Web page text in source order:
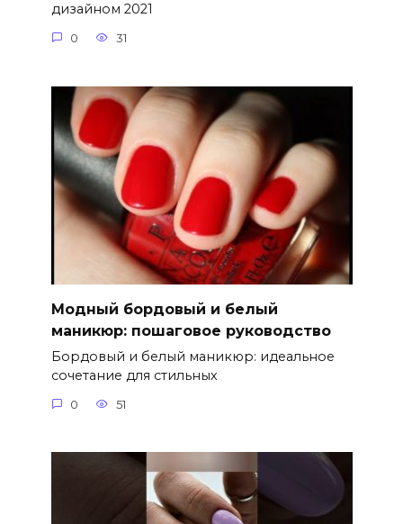
дизайном 2021
0 31
Модный бордовый и белый
маникюр: пошаговое руководство
Бордовый и белый маникюр: идеальное
сочетание для стильных
0 51